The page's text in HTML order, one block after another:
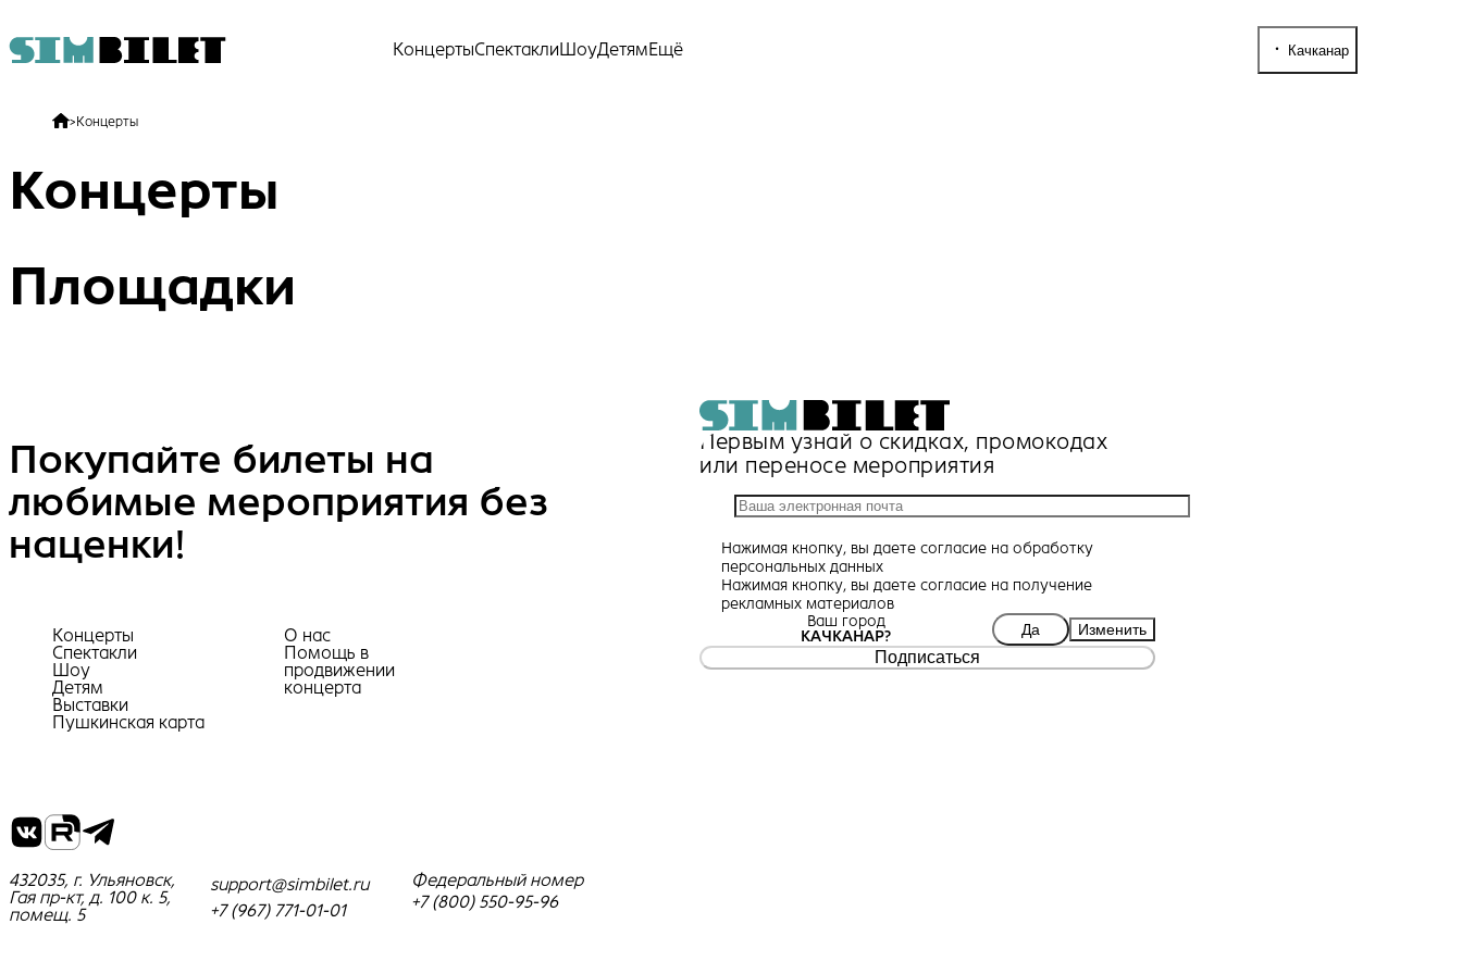
КонцертыСпектакли ШоуДетямЕщё Качканар
> Концерты
Концерты
Площадки
Покупайте билеты на
любимые мероприятия без
наценки!
Концерты
Спектакли
Шоу
Детям
Выставки
Пушкинская карта
О нас
Помощь в
продвижении
концерта
432035, г. Ульяновск,
Гая пр-кт, д. 100 к. 5,
помещ. 5
support@simbilet.ru
+7 (967) 771-01-01
Федеральный номер
+7 (800) 550-95-96
Первым узнай о скидках, промокодах
или переносе мероприятия
Нажимая кнопку, вы даете согласие на обработку
персональных данных
Нажимая кнопку, вы даете согласие на получение
рекламных материалов
Ваш город
КАЧКАНАР?
Да Изменить
Подписаться